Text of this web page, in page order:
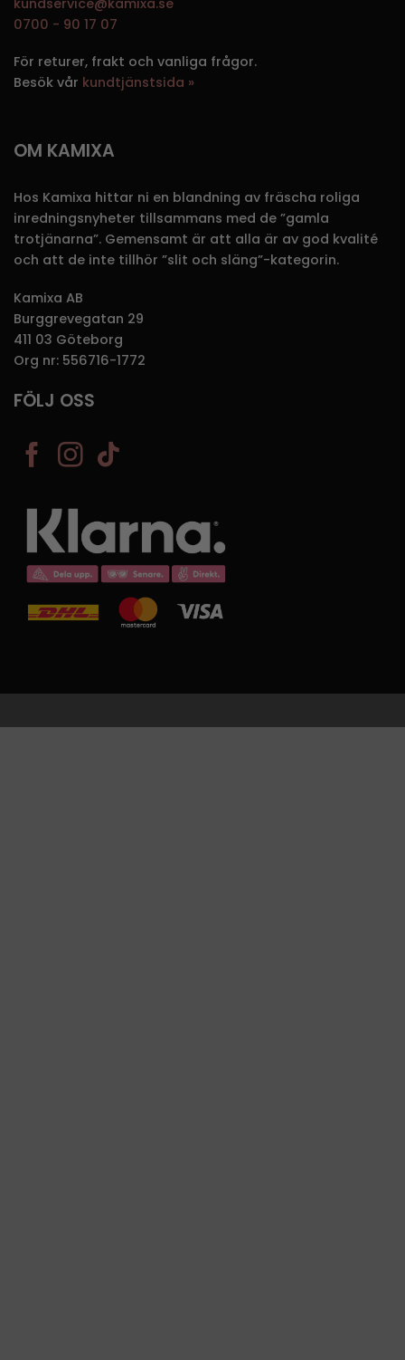
0700 - 90 17 07
För returer, frakt och vanliga frågor.
Besök vår kundtjänstsida »
OM KAMIXA
Hos Kamixa hittar ni en blandning av fräscha roliga
inredningsnyheter tillsammans med de ”gamla
trotjänarna”. Gemensamt är att alla är av god kvalité
och att de inte tillhör ”slit och släng”-kategorin.
Kamixa AB
Burggrevegatan 29
411 03 Göteborg
Org nr: 556716-1772
FÖLJ OSS